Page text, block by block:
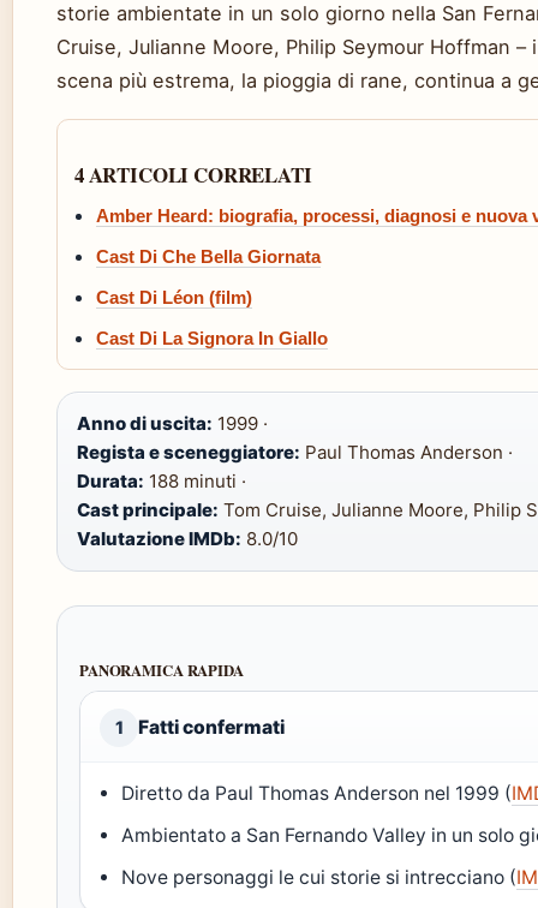
storie ambientate in un solo giorno nella San
Cruise, Julianne Moore, Philip Seymour Hoffman
scena più estrema, la pioggia di rane, continua a
4 ARTICOLI CORRELATI
Amber Heard: biografia, processi, diagnosi e nuova
Cast Di Che Bella Giornata
Cast Di Léon (film)
Cast Di La Signora In Giallo
Anno di uscita: 1999 ·
Regista e sceneggiatore: Paul Thomas Anderson ·
Durata: 188 minuti ·
Cast principale: Tom Cruise, Julianne Moore, Philip
Valutazione IMDb: 8.0/10
PANORAMICA RAPIDA
1 Fatti confermati
Diretto da Paul Thomas Anderson nel 1999 (
Ambientato a San Fernando Valley in un solo
Nove personaggi le cui storie si intrecciano (